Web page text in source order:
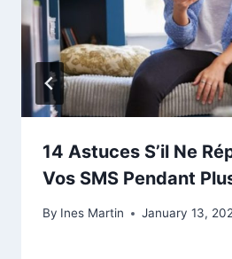
14 Astuces S’il Ne
Vos SMS Pendant
By Ines Martin January 13,